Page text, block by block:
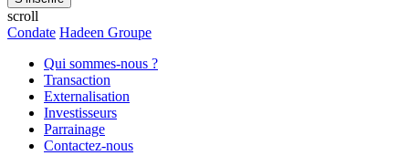
scroll
Condate Hadeen Groupe
Qui sommes-nous ?
Transaction
Externalisation
Investisseurs
Parrainage
Contactez-nous